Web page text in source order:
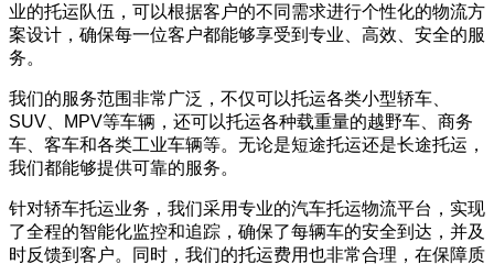
业的托运队伍，可以根据客户的不同需求进行个性化的物流方
案设计，确保每一位客户都能够享受到专业、高效、安全的服
务。
我们的服务范围非常广泛，不仅可以托运各类小型轿车、
SUV、MPV等车辆，还可以托运各种载重量的越野车、商务
车、客车和各类工业车辆等。无论是短途托运还是长途托运，
我们都能够提供可靠的服务。
针对轿车托运业务，我们采用专业的汽车托运物流平台，实现
了全程的智能化监控和追踪，确保了每辆车的安全到达，并及
时反馈到客户。同时，我们的托运费用也非常合理，在保障质